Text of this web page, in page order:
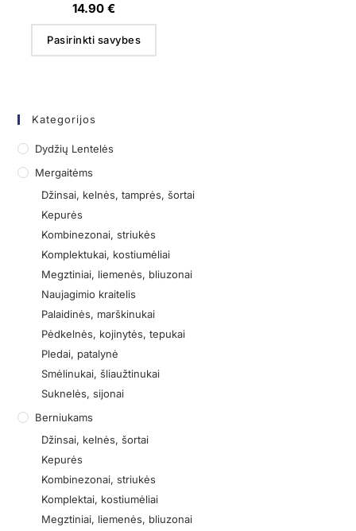
14.90€
Pasirinkti savybes
Kategorijos
Dydžių Lentelės
Mergaitėms
Džinsai, kelnės, tamprės, šortai
Kepurės
Kombinezonai, striukės
Komplektukai, kostiumėliai
Megztiniai, liemenės, bliuzonai
Naujagimio kraitelis
Palaidinės, marškinukai
Pėdkelnės, kojinytės, tepukai
Pledai, patalynė
Smėlinukai, šliaužtinukai
Suknelės, sijonai
Berniukams
Džinsai, kelnės, šortai
Kepurės
Kombinezonai, striukės
Komplektai, kostiumėliai
Megztiniai, liemenės, bliuzonai